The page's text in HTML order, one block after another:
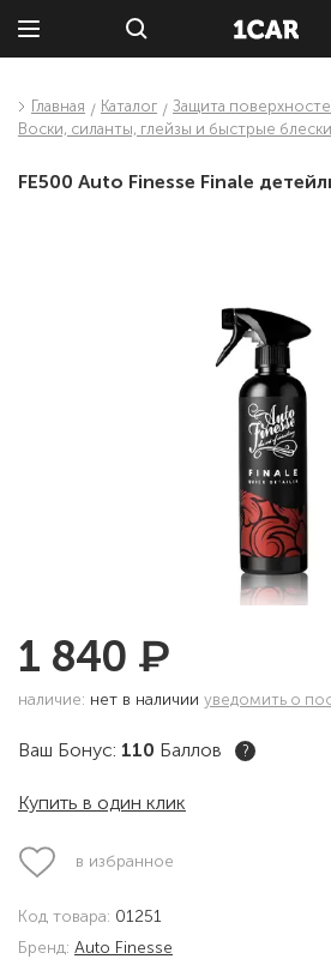
Главная Каталог
Защита
Воски, силанты, глейзы и быстрые блески
FE500 Auto Finesse Finale
1 840 ₽
наличие: нет в наличии уведомить о
Ваш Бонус: 110 Баллов ?
Купить в один клик
в избранное
Код товара: 01251
Бренд: Auto Finesse